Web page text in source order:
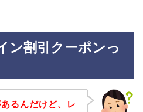
ン割引クーポンっ
るんだけど、レ